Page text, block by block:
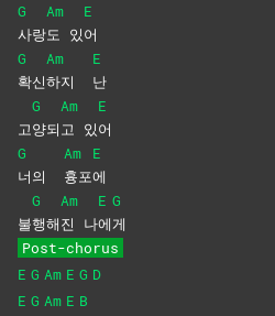
G
사랑
Am
도 있
E
어
G
확신
Am
하지
E
난
고
G
양되
Am
고 있
E
어
G
너의
Am
흉포
E
에
불
G
행해
Am
진 나
E
에
G
게
Post-chorus
E G Am E G D
E G Am E B